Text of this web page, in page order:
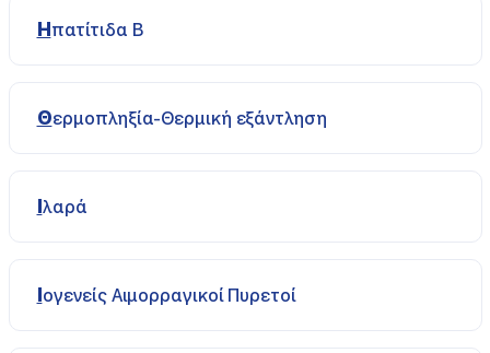
Ηπατίτιδα Β
Θερμοπληξία-Θερμική εξάντληση
Ιλαρά
Ιογενείς Αιμορραγικοί Πυρετοί